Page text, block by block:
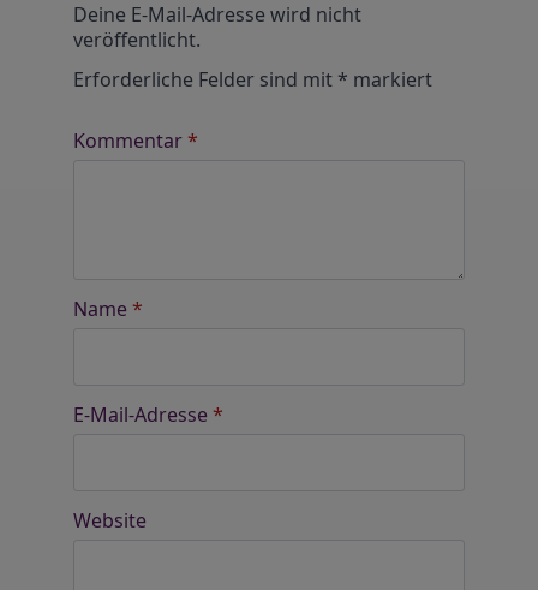
Deine E-Mail-Adresse wird nicht
veröffentlicht.
Erforderliche Felder sind mit * markiert
Kommentar*
Name *
E-Mail-Adresse *
Website